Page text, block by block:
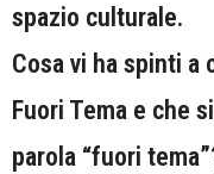
spazio culturale.
Cosa vi ha spinti a
Fuori Tema e che
parola “fuori